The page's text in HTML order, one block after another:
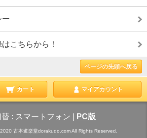
ー
こちらから！
ページの先頭へ戻る
カート マイアカウント
: スマートフォン PC版
古本道楽堂dorakudo.com All Rights Reserved.